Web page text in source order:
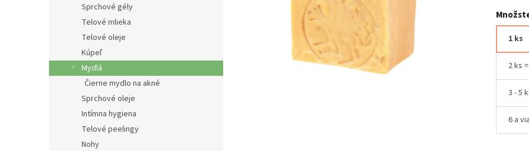
Sprchové gély
Telové mlieka
Telové oleje
Kúpeľ
Mydlá
Čierne mydlo na akné
Sprchové oleje
Intímna hygiena
Telové peelingy
Nohy
1 ks
2 ks
3 - 5
6 a